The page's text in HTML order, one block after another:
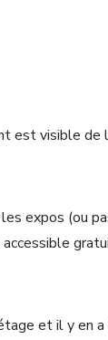
est visible de
expos (ou
et il y en